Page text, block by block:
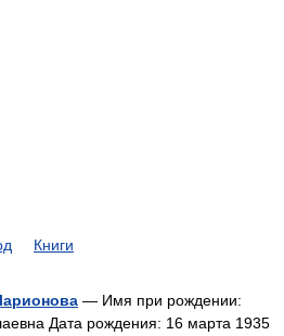
Книги
— Имя при рождении:
Дата рождения: 16 марта 1935